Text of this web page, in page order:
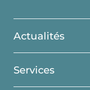
Actualités
Services